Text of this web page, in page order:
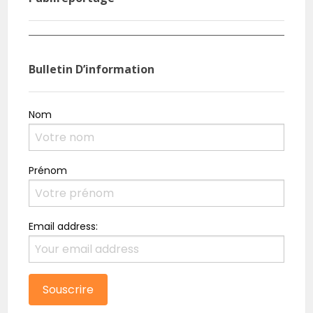
Agri Pub : Inspiré par la prolificité du porc, il crée
sa ferme
Bulletin D’information
Nom
Prénom
Email address: